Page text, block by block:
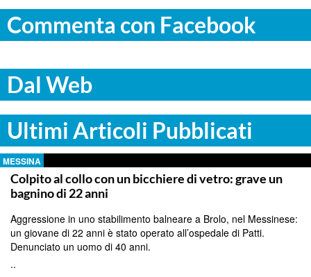
Commenta con Facebook
Dal Web
Ultimi Articoli Pubblicati
MESSINA
Colpito al collo con un bicchiere di vetro: grave un
bagnino di 22 anni
Aggressione in uno stabilimento balneare a Brolo, nel Messinese:
un giovane di 22 anni è stato operato all’ospedale di Patti.
Denunciato un uomo di 40 anni.
..